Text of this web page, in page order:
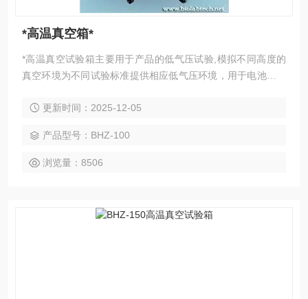
*高温真空箱*
*高温真空试验箱主要用于产品的低气压试验,模拟不同高度的
真空环境为不同试验标准提供相应低气压环境，用于电池，电
产品的脱气，除湿等生产过程。
更新时间：2025-12-05
产品型号：BHZ-100
浏览量：8506